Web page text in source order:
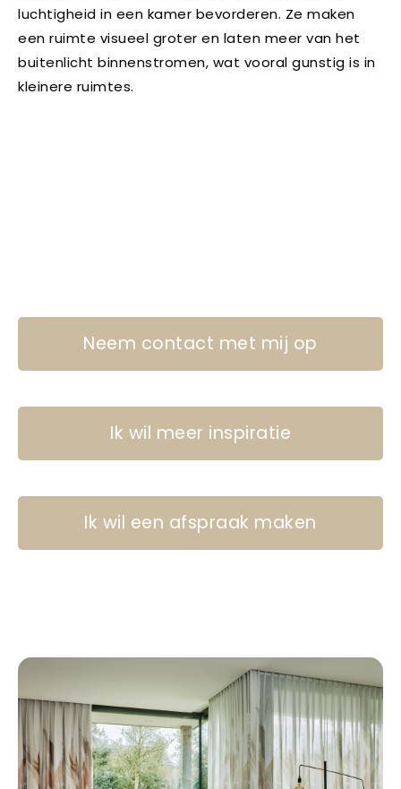
luchtigheid in een kamer bevorderen. Ze maken
een ruimte visueel groter en laten meer van het
buitenlicht binnenstromen, wat vooral gunstig is in
kleinere ruimtes.
Neem contact met mij op
Ik wil meer inspiratie
Ik wil een afspraak maken